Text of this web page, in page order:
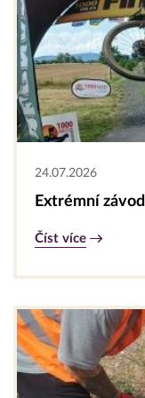
24.07.2026
Extrémní
Číst více